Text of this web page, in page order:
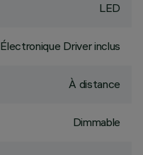
LED
Électronique Driver inclus
À distance
Dimmable